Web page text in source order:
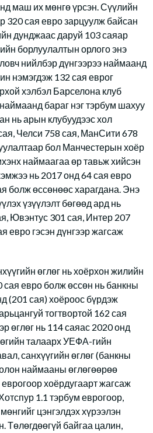
маш их мөнгө үрсэн. Сүүлийн
320 сая евро зарцуулж байсан
дунджаас даруй 103 саяар
борлуулалтын орлого энэ
нийлбэр дүнгээрээ наймаанд
нэмэгдэж 132 сая еврог
хэлбэл Барселона клуб
бараг нэг тэрбум шахуу
нь арын клубуудээс хол
Челси 758 сая, МанСити 678
бол Манчестерын хоёр
наймаагаа өр тавьж хийсэн
нь 2017 онд 64 сая евро
болж өссөнөөс харагдана. Энэ
үзүүлэлт бөгөөд ард нь
Ювэнтус 301 сая, Интер 207
евро гэсэн дүнгээр жагсаж
өглөг нь хоёрхон жилийн
сая евро болж өссөн нь банкны
(201 сая) хоёроос бүрдэж
тогтвортой 162 сая
өглөг нь 114 саяас 2020 онд
талаарх УЕФА-гийн
санхүүгийн өглөг (банкны
наймааны өглөгөөрөө
хоёрдугаарт жагсаж
1.1 тэрбум еврогоор,
цэнгэлдэх хүрээлэн
Төлөгдөөгүй байгаа цалин,